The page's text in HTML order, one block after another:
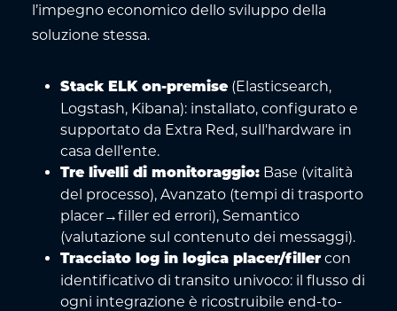
l’impegno economico dello sviluppo della
soluzione stessa.
Stack ELK on-premise (Elasticsearch,
Logstash, Kibana): installato, configurato e
supportato da Extra Red, sull'hardware in
casa dell'ente.
Tre livelli di monitoraggio: Base (vitalità
del processo), Avanzato (tempi di trasporto
placer→filler ed errori), Semantico
(valutazione sul contenuto dei messaggi).
Tracciato log in logica placer/filler con
identificativo di transito univoco: il flusso di
ogni integrazione è ricostruibile end-to-